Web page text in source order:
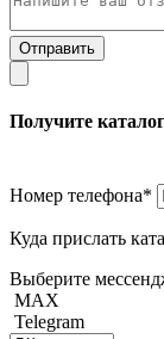
Получите каталог
Номер телефона*
Куда прислать
Выберите
MAX
Telegram